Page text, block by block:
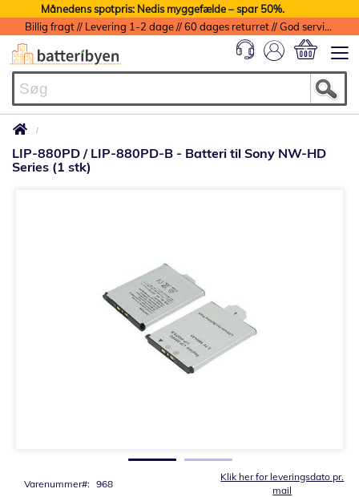
Månedens spotpris: Nedis myggefælde – spar 50%.
Billig fragt // Levering 1-2 dage // 60 dages returret // God service med garanti
LIP-880PD / LIP-880PD-B - Batteri til Sony NW-HD
Series (1 stk)
Klik her for leveringsdato pr.
mail
Varenummer 968